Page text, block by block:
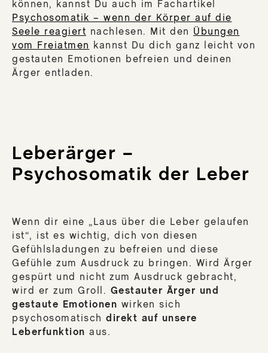
können, kannst Du auch im Fachartikel
Psychosomatik – wenn der Körper auf die
Seele reagiert nachlesen. Mit den Übungen
vom Freiatmen kannst Du dich ganz leicht von
gestauten Emotionen befreien und deinen
Ärger entladen.
Leberärger –
Psychosomatik der Leber
Wenn dir eine „Laus über die Leber gelaufen
ist“, ist es wichtig, dich von diesen
Gefühlsladungen zu befreien und diese
Gefühle zum Ausdruck zu bringen. Wird Ärger
gespürt und nicht zum Ausdruck gebracht,
wird er zum Groll. Gestauter Ärger und
gestaute Emotionen wirken sich
psychosomatisch direkt auf unsere
Leberfunktion aus.